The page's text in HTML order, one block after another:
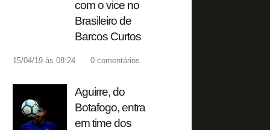
com o vice no
Brasileiro de
Barcos Curtos
15/04/19 às 08:24 0 comentários
Aguirre, do
Botafogo, entra
em time dos